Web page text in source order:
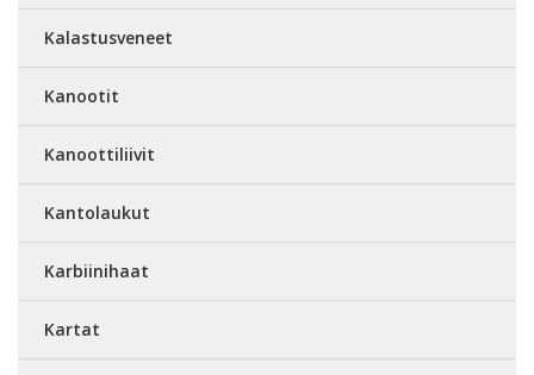
Kalastusveneet
Kanootit
Kanoottiliivit
Kantolaukut
Karbiinihaat
Kartat